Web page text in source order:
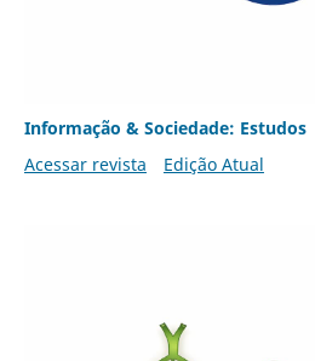
Informação & Sociedade: Estudos
Acessar revista
Edição Atual